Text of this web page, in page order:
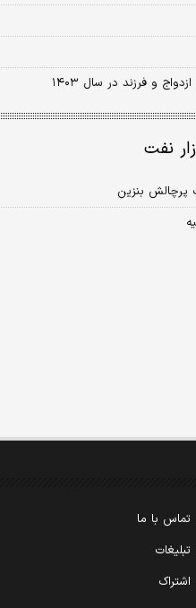
نفت
پرچالش بنزین
تماس با ما
تبلیغات
اشتراک